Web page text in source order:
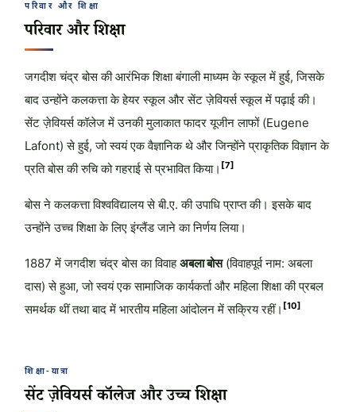
परिवार और शिक्षा
परिवार और शिक्षा
जगदीश चंद्र बोस की आरंभिक शिक्षा बंगाली माध्यम के स्कूल में हुई, जिसके
बाद उन्होंने कलकत्ता के हेयर स्कूल और सेंट ज़ेवियर्स स्कूल में पढ़ाई की।
सेंट ज़ेवियर्स कॉलेज में उनकी मुलाकात फादर यूजीन लाफों (Eugene
Lafont) से हुई, जो स्वयं एक वैज्ञानिक थे और जिन्होंने प्राकृतिक विज्ञान के
प्रति बोस की रुचि को गहराई से प्रभावित किया। [7]
बोस ने कलकत्ता विश्वविद्यालय से बी.ए. की उपाधि प्राप्त की। इसके बाद
उन्होंने उच्च शिक्षा के लिए इंग्लैंड जाने का निर्णय लिया।
1887 में जगदीश चंद्र बोस का विवाहअबला बोस(विवाहपूर्व नाम: अबला
दास) से हुआ, जो स्वयं एक सामाजिक कार्यकर्ता और महिला शिक्षा की प्रबल
समर्थक थीं तथा बाद में भारतीय महिला आंदोलन में सक्रिय रहीं। [10]
शिक्षा-यात्रा
सेंट ज़ेवियर्स कॉलेज और उच्च शिक्षा